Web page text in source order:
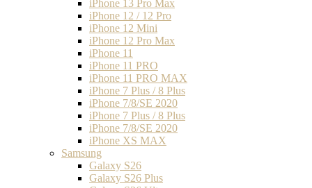
iPhone 13 Pro Max
iPhone 12 / 12 Pro
iPhone 12 Mini
iPhone 12 Pro Max
iPhone 11
iPhone 11 PRO
iPhone 11 PRO MAX
iPhone 7 Plus / 8 Plus
iPhone 7/8/SE 2020
iPhone 7 Plus / 8 Plus
iPhone 7/8/SE 2020
iPhone XS MAX
Samsung
Galaxy S26
Galaxy S26 Plus